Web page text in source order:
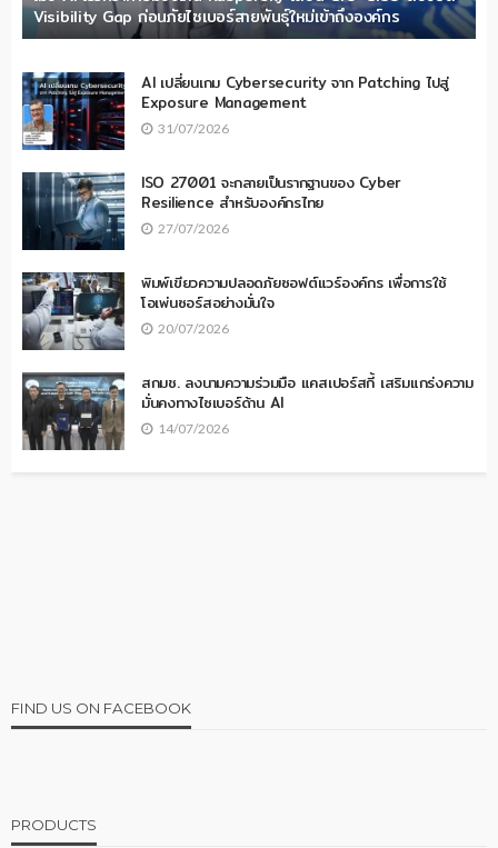
Visibility Gap ก่อนภัยไซเบอร์สายพันธุ์ใหม่เข้าถึงองค์กร
AI เปลี่ยนเกม Cybersecurity จาก Patching ไปสู่
Exposure Management
31/07/2026
ISO 27001 จะกลายเป็นรากฐานของ Cyber
Resilience สำหรับองค์กรไทย
27/07/2026
พิมพ์เขียวความปลอดภัยซอฟต์แวร์องค์กร เพื่อการใช้
โอเพ่นซอร์สอย่างมั่นใจ
20/07/2026
สกมช. ลงนามความร่วมมือ แคสเปอร์สกี้ เสริมแกร่งความ
มั่นคงทางไซเบอร์ด้าน AI
14/07/2026
FIND US ON FACEBOOK
PRODUCTS